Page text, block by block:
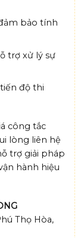
bảo tính
trợ xử lý sự
độ thi
công tắc
lòng liên hệ
trợ giải pháp
hành hiệu
Thọ Hòa,